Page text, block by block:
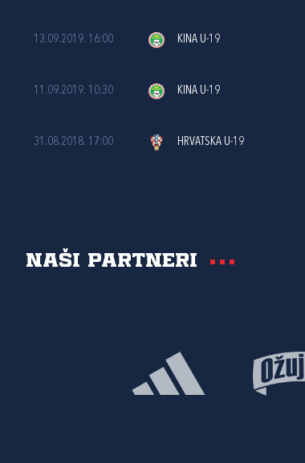
13.09.2019. 16:00 KINA U-19
11.09.2019. 10:30 KINA U-19
31.08.2018. 17:00 HRVATSKA U-19
Naši partneri